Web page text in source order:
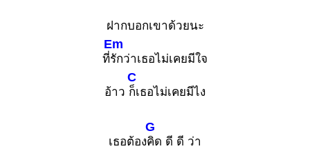
ฝากบอกเขาด้วยนะ
ที่
Em
รักว่าเธอไม่เคยมีใจ
อ้าว
C
ก็เธอไม่เคยมีไง
เธอต้อง
G
คิด ดี ดี ว่า